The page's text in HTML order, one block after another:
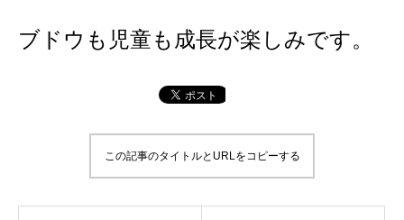
ブドウも児童も成長が楽しみです。
この記事のタイトルとURLをコピーする